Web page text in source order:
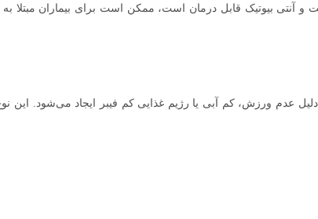
آنتی بیوتیک قابل درمان است، ممکن است برای بیماران مبتلا
ورزش، کم آبی یا رژیم غذایی کم فیبر ایجاد می‌شود. این